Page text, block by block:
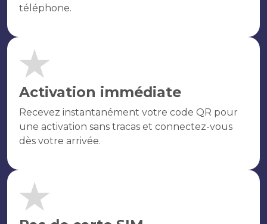
téléphone.
Activation immédiate
Recevez instantanément votre code QR pour
une activation sans tracas et connectez-vous
dès votre arrivée.